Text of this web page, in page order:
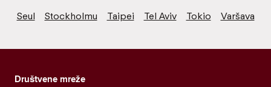
Seul
Stockholmu Taipei Tel Aviv Tokio Varšava
Društvene mreže